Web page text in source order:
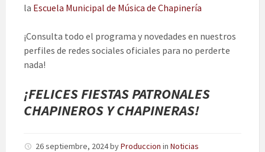
la Escuela Municipal de Música de Chapinería
¡Consulta todo el programa y novedades en nuestros
perfiles de redes sociales oficiales para no perderte
nada!
¡FELICES FIESTAS PATRONALES
CHAPINEROS Y CHAPINERAS!
26 septiembre, 2024byProduccion in Noticias